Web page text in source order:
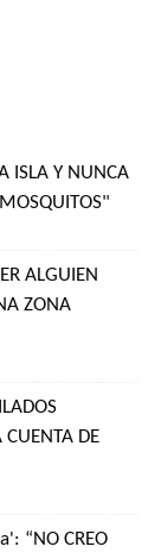
ISLA Y NUNCA
ALGUIEN
ZONA
DE
“NO CREO